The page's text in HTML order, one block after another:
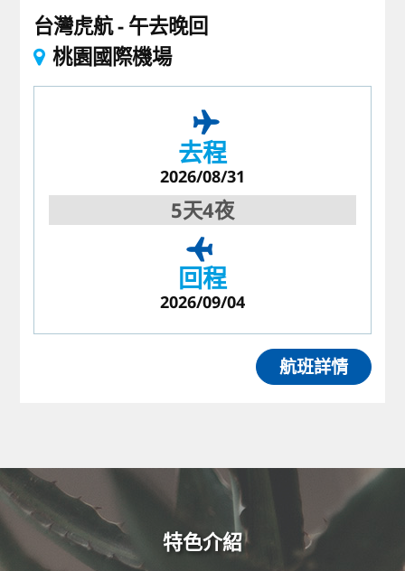
台灣虎航 午去晚回
桃園國際機場
去程
2026/08/31
5天4夜
回程
2026/09/04
航班詳情
特色介紹